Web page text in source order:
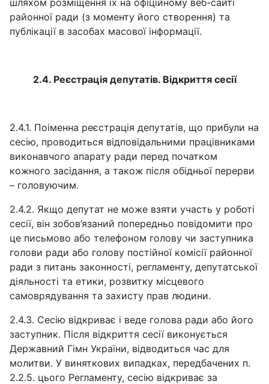
шляхом розміщення їх на офіційному веб-сайті
районної ради (з моменту його створення) та
публікації в засобах масової інформації.
2.4. Реєстрація депутатів. Відкриття сесії
2.4.1. Поіменна реєстрація депутатів, що прибули на
сесію, проводиться відповідальними працівниками
виконавчого апарату ради перед початком
кожного засідання, а також після обідньої перерви
– головуючим.
2.4.2. Якщо депутат не може взяти участь у роботі
сесії, він зобов’язаний попередньо повідомити про
це письмово або телефоном голову чи заступника
голови ради або голову постійної комісії районної
ради з питань законності, регламенту, депутатської
діяльності та етики, розвитку місцевого
самоврядування та захисту прав людини.
2.4.3. Сесію відкриває і веде голова ради або його
заступник. Після відкриття сесії виконується
Державний Гімн України, відводиться час для
молитви. У виняткових випадках, передбачених п.
2.2.5. цього Регламенту, сесію відкриває за